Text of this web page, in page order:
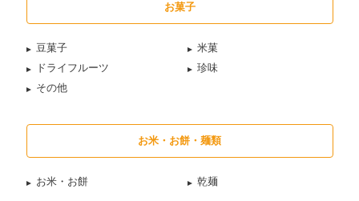
お菓子
豆菓子
米菓
ドライフルーツ
珍味
その他
お米・お餅・麺類
お米・お餅 乾麺